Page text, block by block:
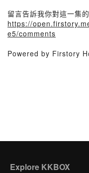
留言告訴我你對這一集的
https://
e5/comments
Powered by Firstory
Explore KKBOX